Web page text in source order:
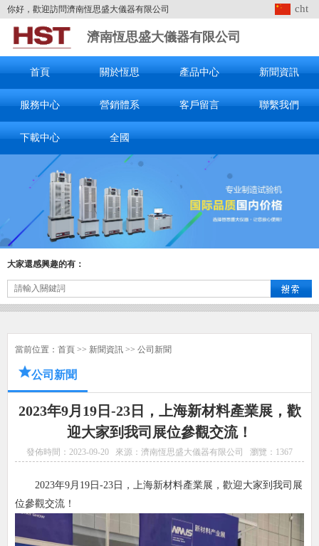
你好，歡迎訪問濟南恆思盛大儀器有限公司 cht
濟南恆思盛大儀器有限公司
首頁 關於恆思 產品中心 新聞資訊
服務中心 營銷體系 客戶留言 聯繫我們
下載中心 全國
大家還感興趣的有：
當前位置： 首頁 >> 新聞資訊 >> 公司新聞
公司新聞
2023年9月19日-23日，上海新材料產業展，歡
迎大家到我司展位參觀交流！
發佈時間：2023-09-20 來源：濟南恆思盛大儀器有限公司 瀏覽： 1367
2023年9月19日-23日，上海新材料產業展，歡迎大家到我司展
位參觀交流！